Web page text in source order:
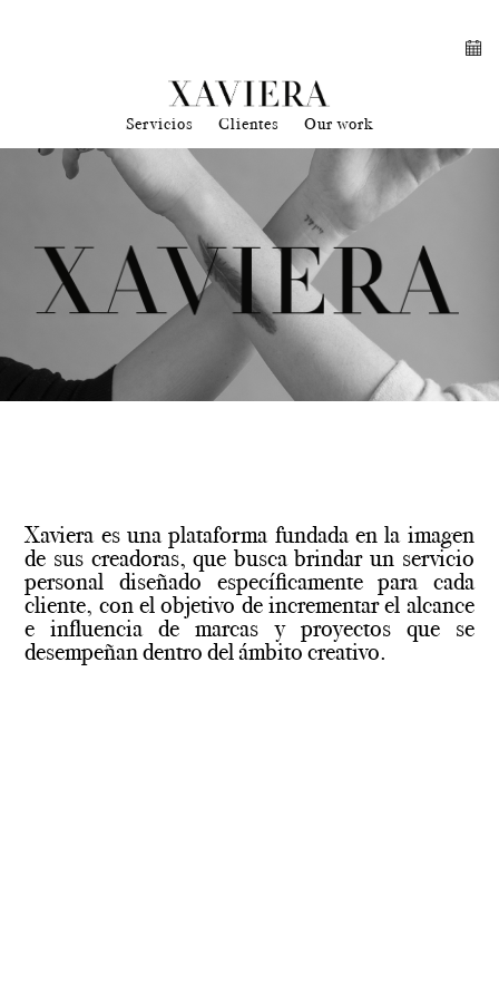
Servicios Clientes Our work
Xaviera es una plataforma fundada en la imagen
de sus creadoras, que busca brindar un servicio
personal diseñado específicamente para cada
cliente, con el objetivo de incrementar el alcance
e influencia de marcas y proyectos que se
desempeñan dentro del ámbito creativo.